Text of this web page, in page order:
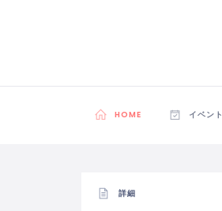
HOME イベント
詳細